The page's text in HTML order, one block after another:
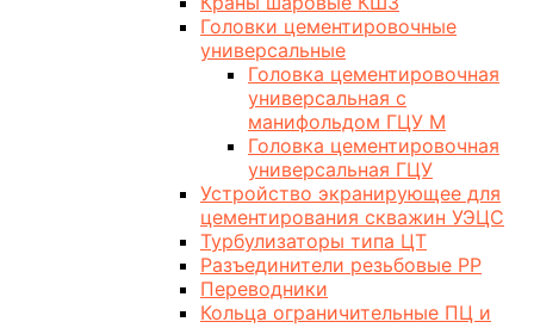
Головки цементировочные
универсальные
Головка цементировочная
универсальная с
манифольдом ГЦУ М
Головка цементировочная
универсальная ГЦУ
Устройство экранирующее для
цементирования скважин УЭЦС
Турбулизаторы типа ЦТ
Разъединители резьбовые РР
Переводники
Кольца ограничительные ПЦ и